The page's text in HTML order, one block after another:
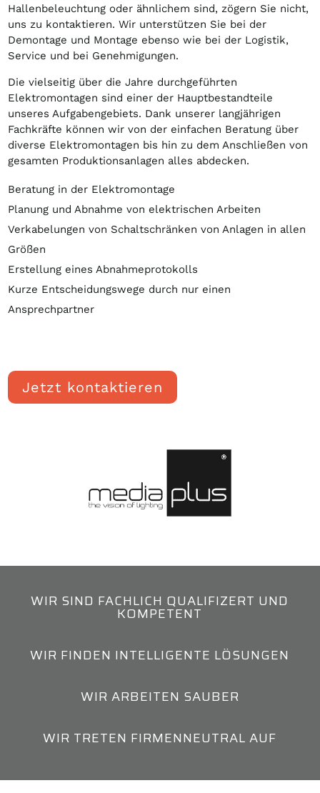
Hallenbeleuchtung oder ähnlichem sind, zögern Sie nicht,
uns zu kontaktieren. Wir unterstützen Sie bei der
Demontage und Montage ebenso wie bei der Logistik,
Service und bei Genehmigungen.
Die vielseitig über die Jahre durchgeführten
Elektromontagen sind einer der Hauptbestandteile
unseres Aufgabengebiets. Dank unserer langjährigen
Fachkräfte können wir von der einfachen Beratung über
diverse Elektromontagen bis hin zu dem Anschließen von
gesamten Produktionsanlagen alles abdecken.
Beratung in der Elektromontage
Planung und Abnahme von elektrischen Arbeiten
Verkabelungen von Schaltschränken von Anlagen in allen
Größen
Erstellung eines Abnahmeprotokolls
Kurze Entscheidungswege durch nur einen
Ansprechpartner
Jetzt kontaktieren
WIR SIND FACHLICH QUALIFIZERT UND
KOMPETENT
WIR FINDEN INTELLIGENTE LÖSUNGEN
WIR ARBEITEN SAUBER
WIR TRETEN FIRMENNEUTRAL AUF